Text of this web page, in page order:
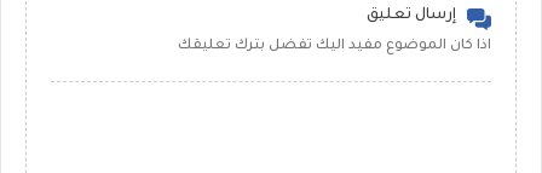
إرسال تعليق
اذا كان الموضوع مفيد اليك تفضل بترك تعليقك